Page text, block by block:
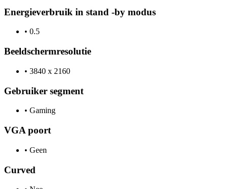
Energieverbruik in stand -by modus
• 0.5
Beeldschermresolutie
• 3840 x 2160
Gebruiker segment
• Gaming
VGA poort
• Geen
Curved